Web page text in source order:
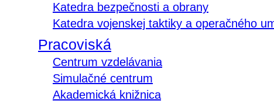
Katedra bezpečnosti a obrany
Katedra vojenskej taktiky a operačného
Pracoviská
Centrum vzdelávania
Simulačné centrum
Akademická knižnica